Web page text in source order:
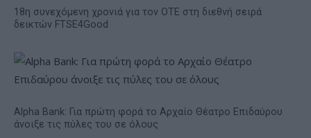
18η συνεχόμενη χρονιά για τον ΟΤΕ στη διεθνή σειρά
δεικτών FTSE4Good
Alpha Bank: Για πρώτη φορά το Αρχαίο Θέατρο Επιδαύρου
άνοιξε τις πύλες του σε όλους